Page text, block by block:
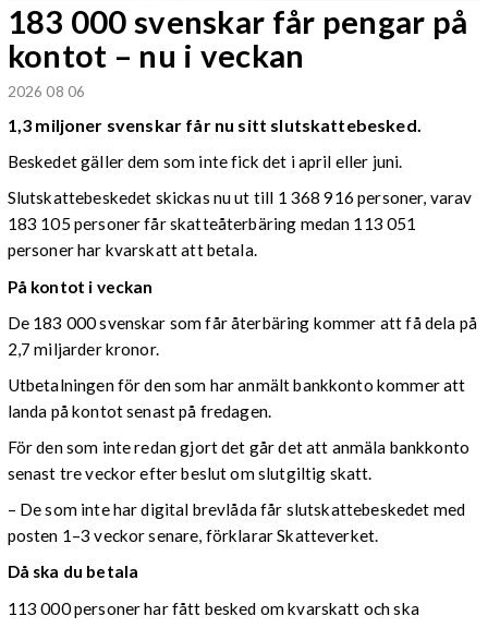
183 000 svenskar får pengar på
kontot – nu i veckan
2026 08 06
1,3 miljoner svenskar får nu sitt slutskattebesked.
Beskedet gäller dem som inte fick det i april eller juni.
Slutskattebeskedet skickas nu ut till 1 368 916 personer, varav
183 105 personer får skatteåterbäring medan 113 051
personer har kvarskatt att betala.
På kontot i veckan
De 183 000 svenskar som får återbäring kommer att få dela på
2,7 miljarder kronor.
Utbetalningen för den som har anmält bankkonto kommer att
landa på kontot senast på fredagen.
För den som inte redan gjort det går det att anmäla bankkonto
senast tre veckor efter beslut om slutgiltig skatt.
– De som inte har digital brevlåda får slutskattebeskedet med
posten 1–3 veckor senare, förklarar Skatteverket.
Då ska du betala
113 000 personer har fått besked om kvarskatt och ska